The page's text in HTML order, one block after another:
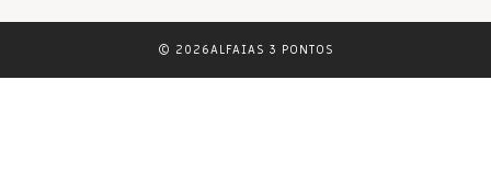
© 2026ALFAIAS 3 PONTOS